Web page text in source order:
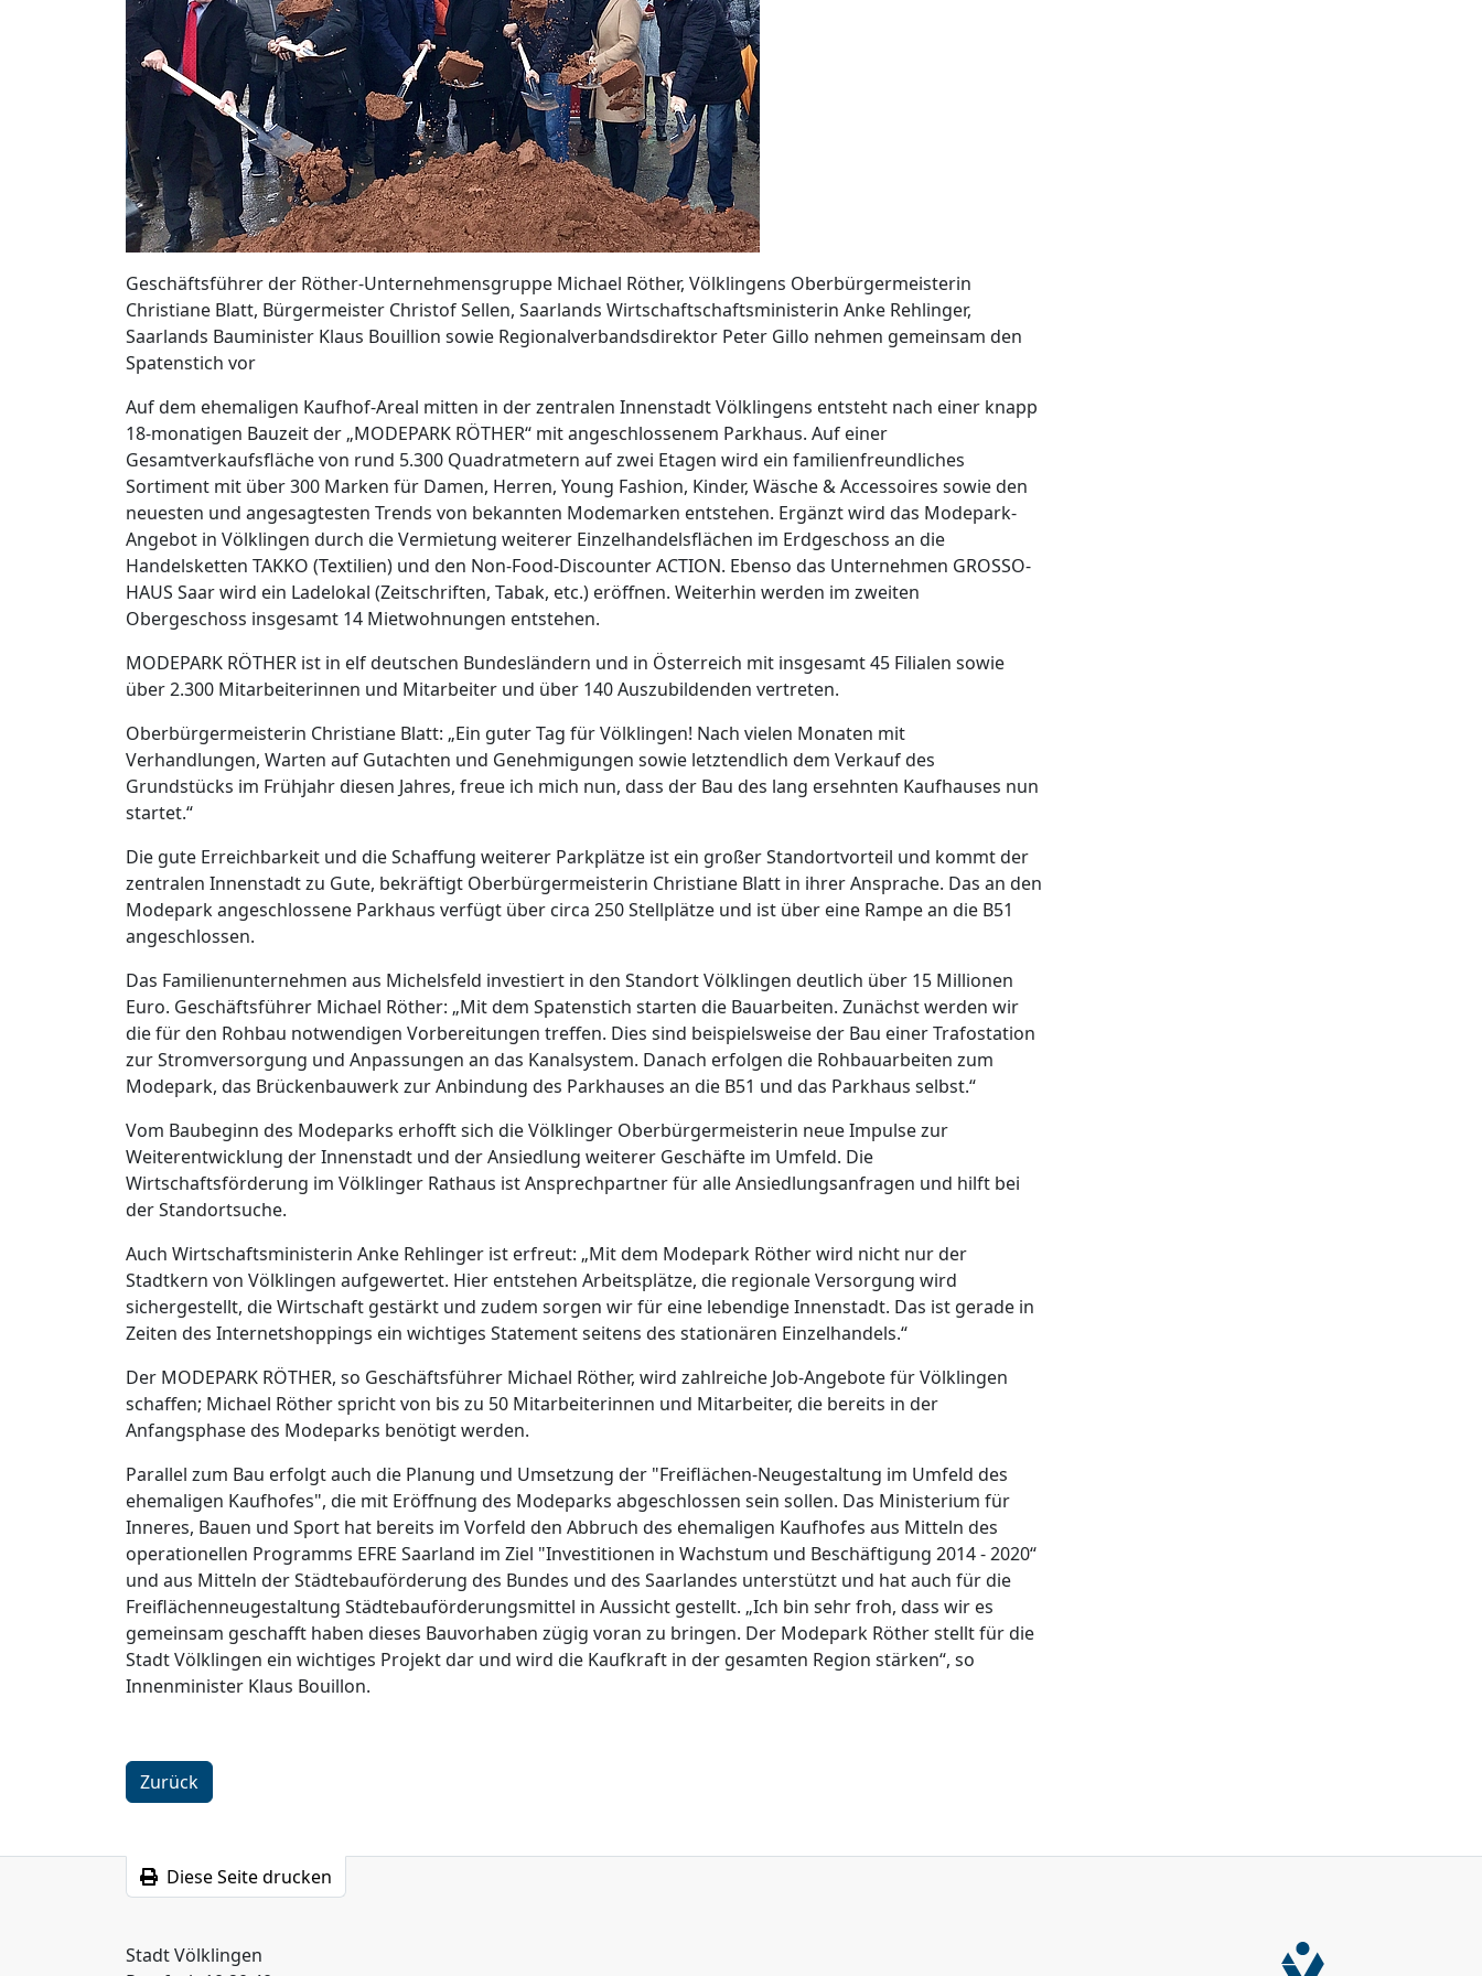
Geschäftsführer der Röther-Unternehmensgruppe Michael Röther, Völklingens Oberbürgermeisterin
Christiane Blatt, Bürgermeister Christof Sellen, Saarlands Wirtschaftschaftsministerin Anke Rehlinger,
Saarlands Bauminister Klaus Bouillion sowie Regionalverbandsdirektor Peter Gillo nehmen gemeinsam den
Spatenstich vor
Auf dem ehemaligen Kaufhof-Areal mitten in der zentralen Innenstadt Völklingens entsteht nach einer knapp
18-monatigen Bauzeit der „MODEPARK RÖTHER“ mit angeschlossenem Parkhaus. Auf einer
Gesamtverkaufsfläche von rund 5.300 Quadratmetern auf zwei Etagen wird ein familienfreundliches
Sortiment mit über 300 Marken für Damen, Herren, Young Fashion, Kinder, Wäsche & Accessoires sowie den
neuesten und angesagtesten Trends von bekannten Modemarken entstehen. Ergänzt wird das Modepark-
Angebot in Völklingen durch die Vermietung weiterer Einzelhandelsflächen im Erdgeschoss an die
Handelsketten TAKKO (Textilien) und den Non-Food-Discounter ACTION. Ebenso das Unternehmen GROSSO-
HAUS Saar wird ein Ladelokal (Zeitschriften, Tabak, etc.) eröffnen. Weiterhin werden im zweiten
Obergeschoss insgesamt 14 Mietwohnungen entstehen.
MODEPARK RÖTHER ist in elf deutschen Bundesländern und in Österreich mit insgesamt 45 Filialen sowie
über 2.300 Mitarbeiterinnen und Mitarbeiter und über 140 Auszubildenden vertreten.
Oberbürgermeisterin Christiane Blatt: „Ein guter Tag für Völklingen! Nach vielen Monaten mit
Verhandlungen, Warten auf Gutachten und Genehmigungen sowie letztendlich dem Verkauf des
Grundstücks im Frühjahr diesen Jahres, freue ich mich nun, dass der Bau des lang ersehnten Kaufhauses nun
startet.“
Die gute Erreichbarkeit und die Schaffung weiterer Parkplätze ist ein großer Standortvorteil und kommt der
zentralen Innenstadt zu Gute, bekräftigt Oberbürgermeisterin Christiane Blatt in ihrer Ansprache. Das an den
Modepark angeschlossene Parkhaus verfügt über circa 250 Stellplätze und ist über eine Rampe an die B51
angeschlossen.
Das Familienunternehmen aus Michelsfeld investiert in den Standort Völklingen deutlich über 15 Millionen
Euro. Geschäftsführer Michael Röther: „Mit dem Spatenstich starten die Bauarbeiten. Zunächst werden wir
die für den Rohbau notwendigen Vorbereitungen treffen. Dies sind beispielsweise der Bau einer Trafostation
zur Stromversorgung und Anpassungen an das Kanalsystem. Danach erfolgen die Rohbauarbeiten zum
Modepark, das Brückenbauwerk zur Anbindung des Parkhauses an die B51 und das Parkhaus selbst.“
Vom Baubeginn des Modeparks erhofft sich die Völklinger Oberbürgermeisterin neue Impulse zur
Weiterentwicklung der Innenstadt und der Ansiedlung weiterer Geschäfte im Umfeld. Die
Wirtschaftsförderung im Völklinger Rathaus ist Ansprechpartner für alle Ansiedlungsanfragen und hilft bei
der Standortsuche.
Auch Wirtschaftsministerin Anke Rehlinger ist erfreut: „Mit dem Modepark Röther wird nicht nur der
Stadtkern von Völklingen aufgewertet. Hier entstehen Arbeitsplätze, die regionale Versorgung wird
sichergestellt, die Wirtschaft gestärkt und zudem sorgen wir für eine lebendige Innenstadt. Das ist gerade in
Zeiten des Internetshoppings ein wichtiges Statement seitens des stationären Einzelhandels.“
Der MODEPARK RÖTHER, so Geschäftsführer Michael Röther, wird zahlreiche Job-Angebote für Völklingen
schaffen; Michael Röther spricht von bis zu 50 Mitarbeiterinnen und Mitarbeiter, die bereits in der
Anfangsphase des Modeparks benötigt werden.
Parallel zum Bau erfolgt auch die Planung und Umsetzung der "Freiflächen-Neugestaltung im Umfeld des
ehemaligen Kaufhofes", die mit Eröffnung des Modeparks abgeschlossen sein sollen. Das Ministerium für
Inneres, Bauen und Sport hat bereits im Vorfeld den Abbruch des ehemaligen Kaufhofes aus Mitteln des
operationellen Programms EFRE Saarland im Ziel "Investitionen in Wachstum und Beschäftigung 2014 - 2020“
und aus Mitteln der Städtebauförderung des Bundes und des Saarlandes unterstützt und hat auch für die
Freiflächenneugestaltung Städtebauförderungsmittel in Aussicht gestellt. „Ich bin sehr froh, dass wir es
gemeinsam geschafft haben dieses Bauvorhaben zügig voran zu bringen. Der Modepark Röther stellt für die
Stadt Völklingen ein wichtiges Projekt dar und wird die Kaufkraft in der gesamten Region stärken“, so
Innenminister Klaus Bouillon.
Zurück
Diese Seite drucken
Stadt Völklingen